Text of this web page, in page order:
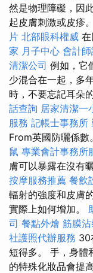
然是物理障礙，因
起皮膚刺激或皮疹。
片 北部眼科權威
家 月子中心 會計
清潔公司 例如，它
少混合在一起，多
時，不要忘記耳朵
話查詢 居家清潔一
服務 記帳士事務所
From英國防曬係數
鼠 專業會計事務所
膚可以暴露在沒有
按摩服務推薦 餐飲
輻射的強度和皮膚
實際上如何增加。
司 餐點外燴 筋膜
社護照代辦服務 30
短得多。 手，身體
的特殊化妝品會提